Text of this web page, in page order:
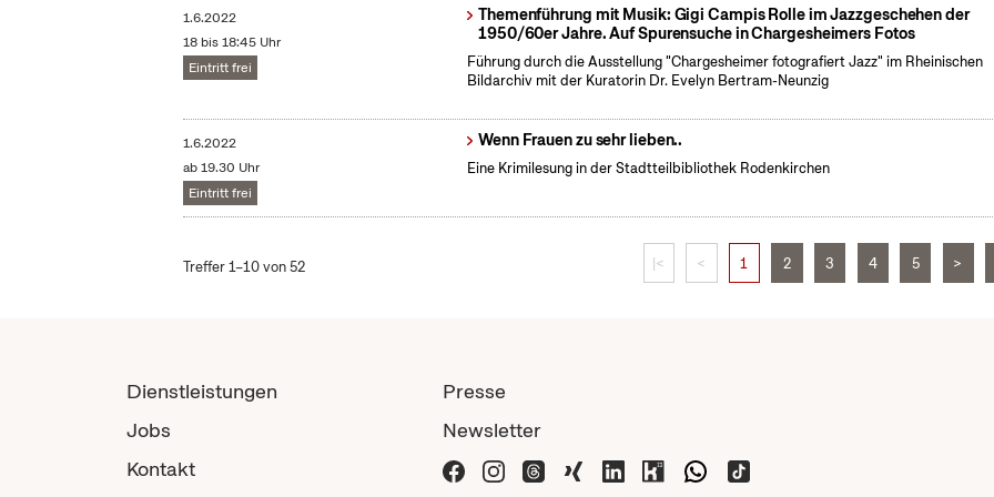
1.6.2022
18 bis 18:45 Uhr
Eintritt frei
Themenführung mit Musik: Gigi Campis Rolle im Jazzgeschehen der
1950/60er Jahre. Auf Spurensuche in Chargesheimers Fotos
Führung durch die Ausstellung "Chargesheimer fotografiert Jazz" im Rheinischen
Bildarchiv mit der Kuratorin Dr. Evelyn Bertram-Neunzig
1.6.2022
ab 19.30 Uhr
Eintritt frei
Wenn Frauen zu sehr lieben..
Eine Krimilesung in der Stadtteilbibliothek Rodenkirchen
Treffer 1–10 von 52 |< < 1 2 3 4 5 >
Dienstleistungen
Jobs
Kontakt
Presse
Newsletter